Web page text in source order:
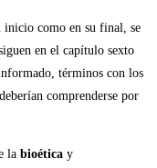
inicio como en su final, se
en el capítulo sexto
términos con los
comprenderse por
la bioética y